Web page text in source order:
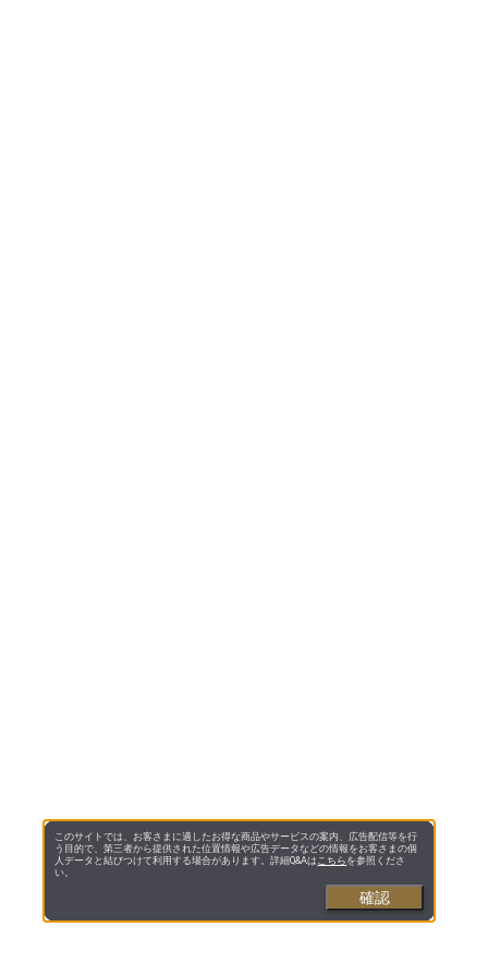
このサイトでは、お客さまに適したお得な商品やサービスの案内、広告配信等を行
う目的で、第三者から提供された位置情報や広告データなどの情報をお客さまの個
人データと結びつけて利用する場合があります。詳細Q&Aは こちら を参照くださ
い。
確認